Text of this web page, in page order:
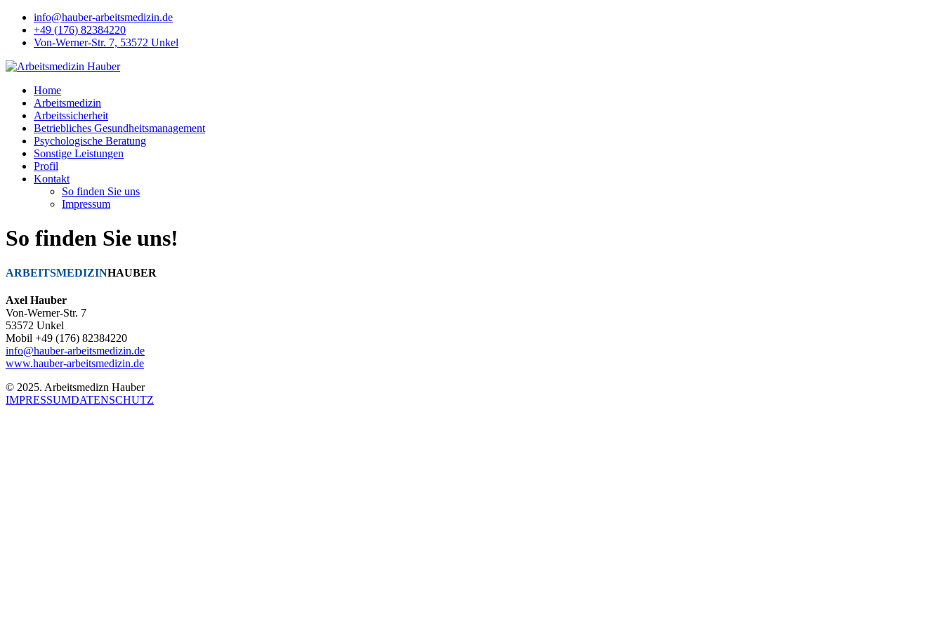
info@hauber-arbeitsmedizin.de
+49 (176) 82384220
Von-Werner-Str. 7, 53572 Unkel
Home
Arbeitsmedizin
Arbeitssicherheit
Betriebliches Gesundheitsmanagement
Psychologische Beratung
Sonstige Leistungen
Profil
Kontakt
So finden Sie uns
Impressum
So finden Sie uns!
ARBEITSMEDIZINHAUBER
Axel Hauber
Von-Werner-Str. 7
53572 Unkel
Mobil +49 (176) 82384220
info@hauber-arbeitsmedizin.de
www.hauber-arbeitsmedizin.de
© 2025. Arbeitsmedizn Hauber
IMPRESSUMDATENSCHUTZ